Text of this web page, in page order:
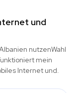
und
nutzenWahl
mein
Internet und.